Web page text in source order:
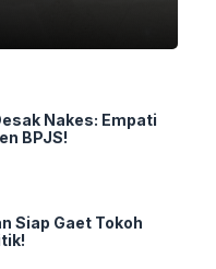
Nakes: Empati
BPJS!
Siap Gaet Tokoh